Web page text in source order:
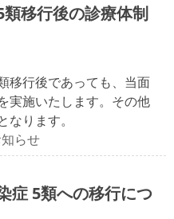
移行後の診療体制
移行後であっても、当面
実施いたします。その他
ります。
らせ
症 5類への移行につ